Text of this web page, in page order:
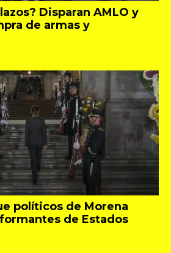
Disparan AMLO y
de armas y
políticos de Morena
de Estados